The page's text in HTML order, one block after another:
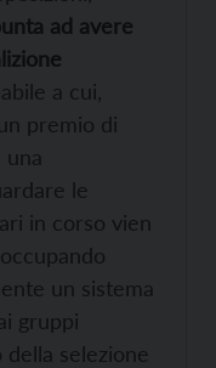
ad avere
a cui,
premio di
una
le
in corso vien
un sistema
gruppi
selezione